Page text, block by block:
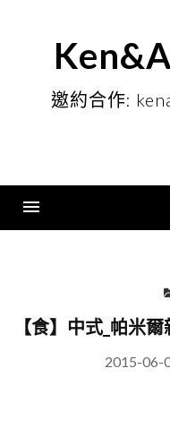
邀約合作:
【食】中式_帕米
2015-06-